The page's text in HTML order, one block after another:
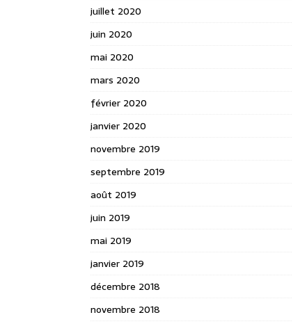
juillet 2020
juin 2020
mai 2020
mars 2020
février 2020
janvier 2020
novembre 2019
septembre 2019
août 2019
juin 2019
mai 2019
janvier 2019
décembre 2018
novembre 2018